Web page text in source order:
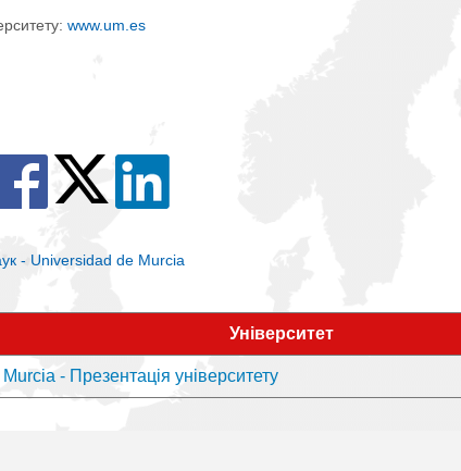
www.um.es
- Universidad de Murcia
Університет
- Презентація університету